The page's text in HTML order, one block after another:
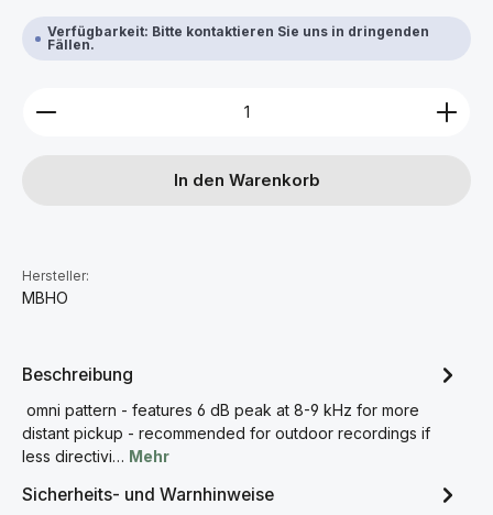
Verfügbarkeit: Bitte kontaktieren Sie uns in dringenden
Fällen.
Produkt Anzahl: Gib den gewünschten Wert ein
In den Warenkorb
Hersteller:
MBHO
Beschreibung
omni pattern - features 6 dB peak at 8-9 kHz for more
distant pickup - recommended for outdoor recordings if
less directivi… Mehr
Sicherheits- und Warnhinweise